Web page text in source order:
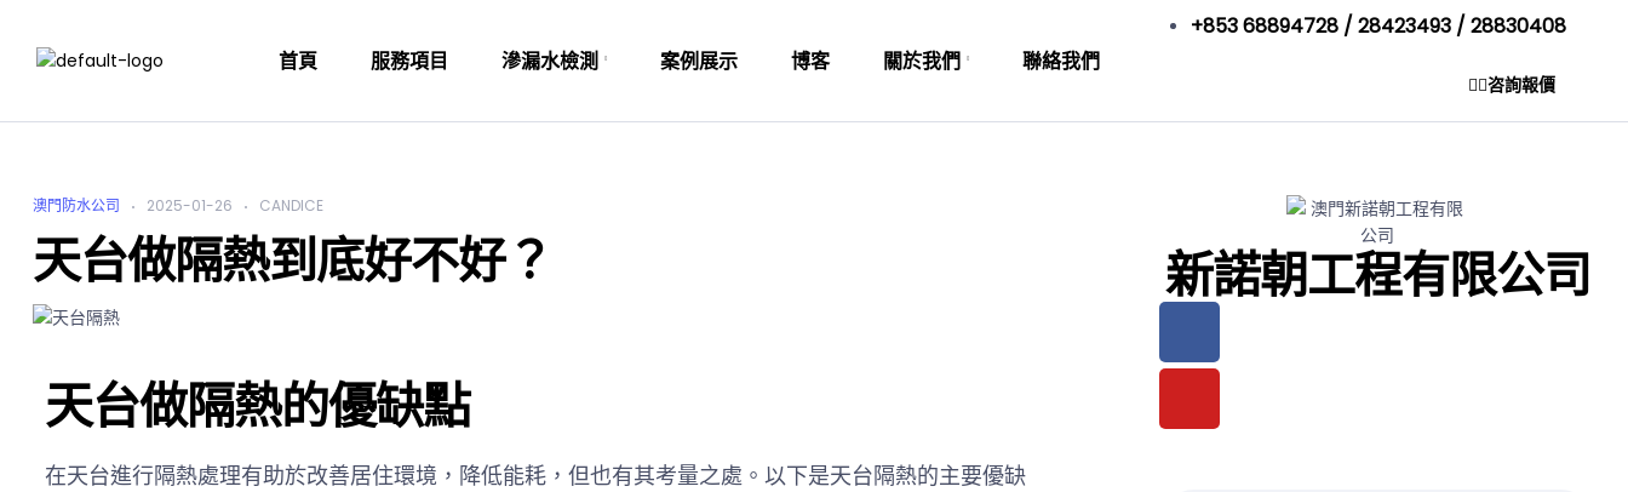
首頁 服務項目 滲漏水檢測 案例展示 博客 關於我們 聯絡我們
+853 68894728 / 28423493 / 28830408
咨詢報價
澳門防水公司 2025-01-26 CANDICE
天台做隔熱到底好不好？
天台做隔熱的優缺點
在天台進行隔熱處理有助於改善居住環境，降低能耗，但也有其考量之處。以下是天台隔熱的主要優缺
新諾朝工程有限公司